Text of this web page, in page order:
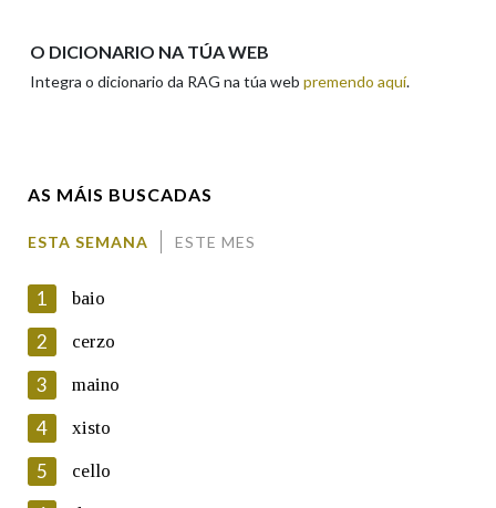
En cumprimento da normativa vixente en materia de
Protección de Datos de Carácter Persoal, a Real Academia
Galega informa a aqueles usuarios que faciliten o seu correo
electrónico, así como calquera outra información de carácter
persoal, que estes datos serán obxecto de tratamento
automatizado de carácter confidencial e incorporados aos seus
O DICIONARIO NA TÚA WEB
Integra o dicionario da RAG na túa web premendo aquí.
AS MÁIS BUSCADAS
ESTA SEMANA ESTE MES
1 baio
2 cerzo
3 maino
4 xisto
5 cello